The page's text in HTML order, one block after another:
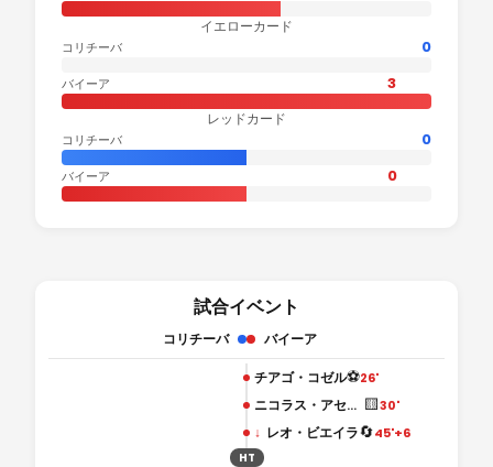
イエローカード
コリチーバ 0
バイーア 3
レッドカード
コリチーバ 0
バイーア 0
試合イベント
コリチーバ バイーア
チアゴ・コゼル⚽26'
ニコラス・アセベド 🟨30'
↓ レオ・ビエイラ🔄45'+6
HT